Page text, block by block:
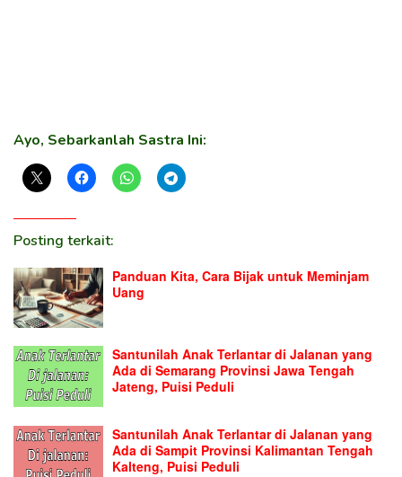
Ayo, Sebarkanlah Sastra Ini:
Posting terkait:
Panduan Kita, Cara Bijak untuk Meminjam
Uang
Santunilah Anak Terlantar di Jalanan yang
Ada di Semarang Provinsi Jawa Tengah
Jateng, Puisi Peduli
Santunilah Anak Terlantar di Jalanan yang
Ada di Sampit Provinsi Kalimantan Tengah
Kalteng, Puisi Peduli